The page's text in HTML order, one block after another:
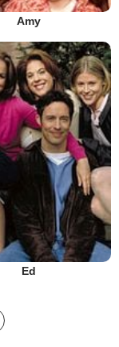
Amy
Ed